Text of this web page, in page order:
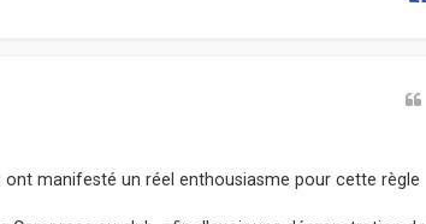
manifesté un réel enthousiasme pour cette règle